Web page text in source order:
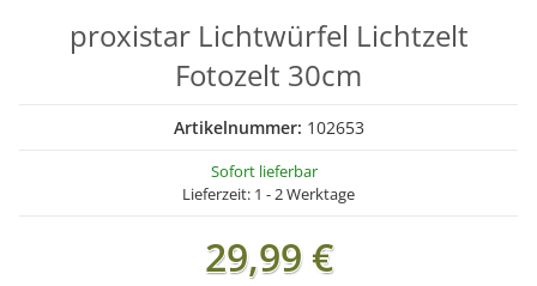
proxistar Lichtwürfel Lichtzelt
Fotozelt 30cm
Artikelnummer: 102653
Sofort lieferbar
Lieferzeit: 1 - 2 Werktage
29,99 €